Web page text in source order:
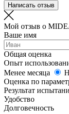
Написать отзыв
Мой отзыв о
Ваше имя
Общая оценка
Опыт
Менее месяца
Оценка по
Результат
Удобство
Долговечность